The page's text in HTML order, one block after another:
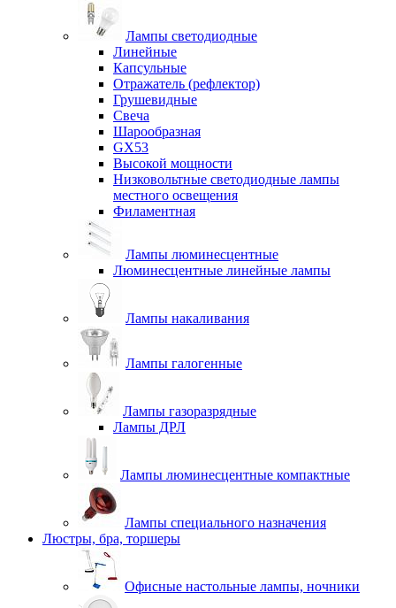
Лампы светодиодные
Линейные
Капсульные
Отражатель (рефлектор)
Грушевидные
Свеча
Шарообразная
GX53
Высокой мощности
Низковольтные светодиодные лампы
местного освещения
Филаментная
Лампы люминесцентные
Люминесцентные линейные лампы
Лампы накаливания
Лампы галогенные
Лампы газоразрядные
Лампы ДРЛ
Лампы люминесцентные компактные
Лампы специального назначения
Люстры, бра, торшеры
Офисные настольные лампы, ночники